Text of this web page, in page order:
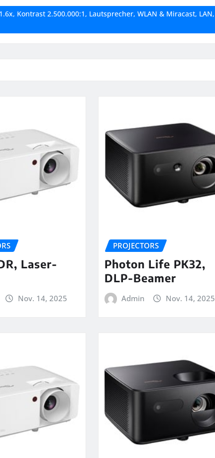
Kontrast 2.500.000:1, Lautsprecher, WLAN & Miracast, LAN,
Laser-
Nov. 14, 2025
PROJECTORS
Photon Life PK32,
DLP-Beamer
Admin Nov. 14, 2025